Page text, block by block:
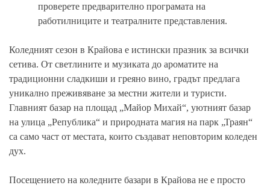
проверете предварително програмата на
работилниците и театралните представления.
Коледният сезон в Крайова е истински празник за всички
сетива. От светлините и музиката до ароматите на
традиционни сладкиши и греяно вино, градът предлага
уникално преживяване за местни жители и туристи.
Главният базар на площад „Майор Михай“, уютният базар
на улица „Република“ и природната магия на парк „Траян“
са само част от местата, които създават неповторим коледен
дух.
Посещението на коледните базари в Крайова не е просто